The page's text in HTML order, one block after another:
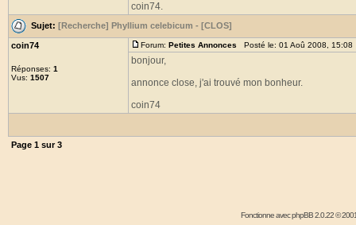
coin74.
Sujet: [Recherche] Phyllium celebicum - [CLOS]
coin74
Réponses: 1
Vus: 1507
Forum: Petites Annonces Posté le: 01 Aoû 2008,
bonjour,
annonce close, j'ai trouvé mon bonheur.
coin74
Page 1 sur3
Fonctionne avecphpBB2.0.22 ©